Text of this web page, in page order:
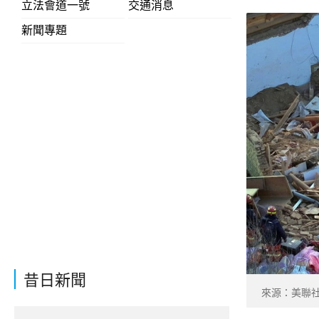
立法會道一號
交通消息
新聞專題
昔日新聞
來源：美聯